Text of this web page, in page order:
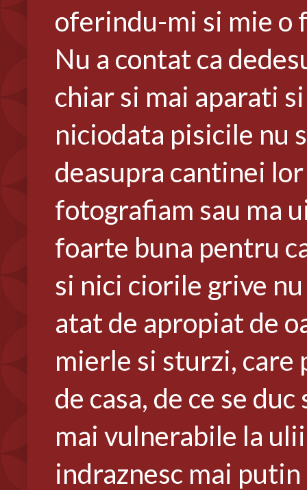
oferindu-mi si mie o
Nu a contat ca
chiar si mai aparati
niciodata pisicile nu
deasupra cantinei
fotografiam sau ma
foarte buna pentru
si nici ciorile grive
atat de apropiat de
mierle si sturzi, care
de casa, de ce se
mai vulnerabile la
indraznesc mai putin